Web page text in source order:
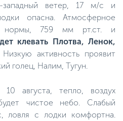
западный ветер, 17 м/с и
опасна. Атмосферное
нормы, 759 мм рт.ст. и
клевать Плотва, Ленок,
активность проявит
голец, Налим, Тугун.
августа, тепло, воздух
чистое небо. Слабый
ловля с лодки комфортна.